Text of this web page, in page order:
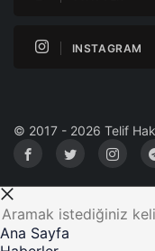
INSTAGRAM
© 2017 - 2026 Telif
Ana Sayfa